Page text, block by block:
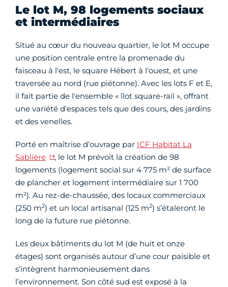
Le lot M, 98 logements sociaux
et intermédiaires
Situé au cœur du nouveau quartier, le lot M occupe
une position centrale entre la promenade du
faisceau à l'est, le square Hébert à l'ouest, et une
traversée au nord (rue piétonne). Avec les lots F et E,
il fait partie de l'ensemble « îlot square-rail », offrant
une variété d'espaces tels que des cours, des jardins
et des venelles.
Porté en maîtrise d’ouvrage par ICF Habitat La
Sablière
, le lot M prévoit la création de 98
logements (logement social sur 4 775 m² de surface
de plancher et logement intermédiaire sur 1 700
m²). Au rez-de-chaussée, des locaux commerciaux
(250 m2) et un local artisanal (125 m2) s’étaleront le
long de la future rue piétonne.
Les deux bâtiments du lot M (de huit et onze
étages) sont organisés autour d’une cour paisible et
s’intègrent harmonieusement dans
l’environnement. Son côté sud est exposé à la